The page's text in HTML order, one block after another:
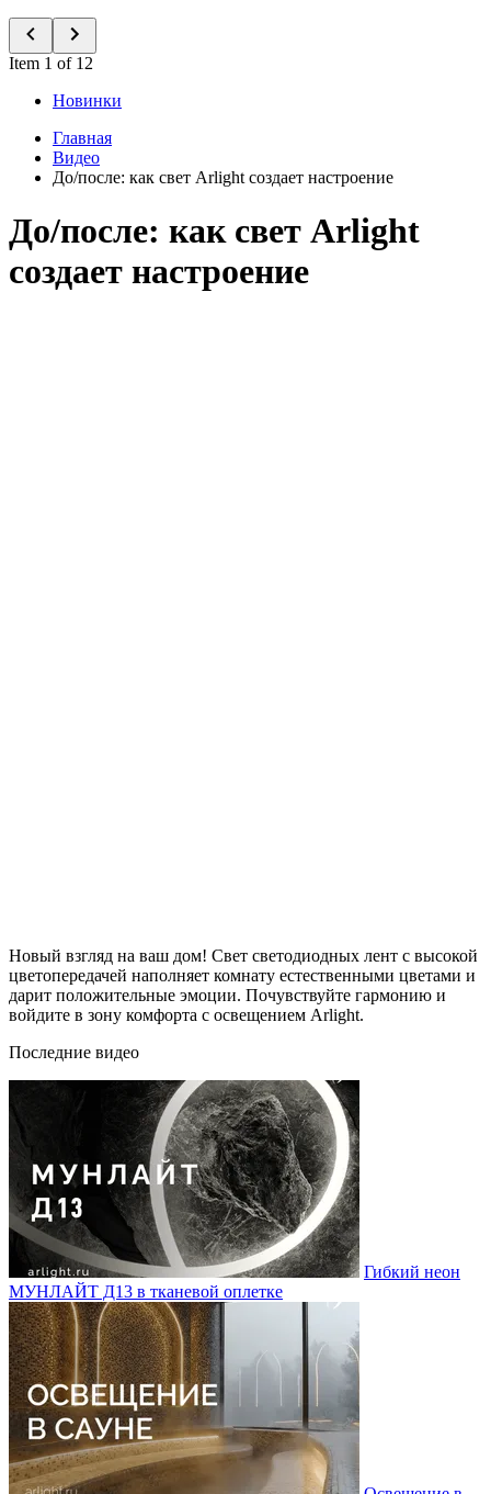
Item 1 of 12
Новинки
Главная
Видео
До/после: как свет Arlight создает настроение
До/после: как свет Arlight
создает настроение
Новый взгляд на ваш дом! Свет светодиодных лент с высокой
цветопередачей наполняет комнату естественными цветами и
дарит положительные эмоции. Почувствуйте гармонию и
войдите в зону комфорта с освещением Arlight.
Последние видео
Гибкий неон
МУНЛАЙТ Д13 в тканевой оплетке